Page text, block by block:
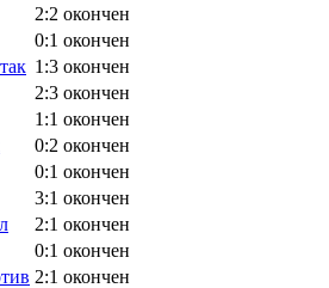
2:2 окончен
0:1 окончен
1:3 окончен
2:3 окончен
1:1 окончен
0:2 окончен
0:1 окончен
3:1 окончен
2:1 окончен
0:1 окончен
2:1 окончен